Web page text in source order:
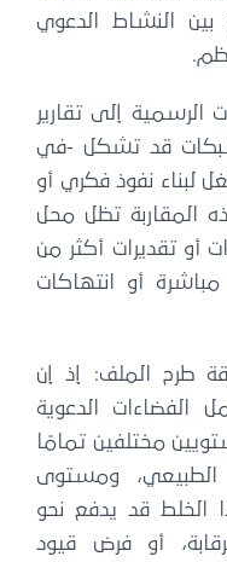
النشاط الدعوي
إلى تقارير
قد تشكل -في
نفوذ فكري أو
المقاربة تظل محل
تقديرات أكثر من
أو انتهاكات
طرح الملف: إذ إن
الدعوية
مختلفين تمامًا
ومستوى
قد يدفع نحو
أو فرض قيود